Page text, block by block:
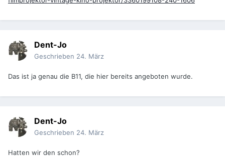
Dent-Jo
Geschrieben 24. März
Das ist ja genau die B11, die hier bereits angeboten wurde.
Dent-Jo
Geschrieben 24. März
Hatten wir den schon?